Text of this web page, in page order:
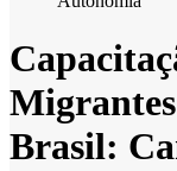
Brasil: